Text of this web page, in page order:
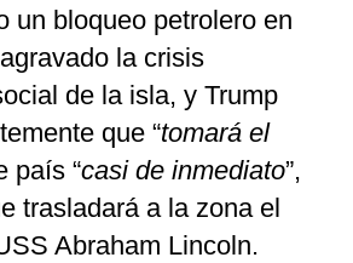
un bloqueo petrolero en
la crisis
de la isla, y Trump
que “tomará el
país “casi de inmediato”,
trasladará a la zona el
Abraham Lincoln.